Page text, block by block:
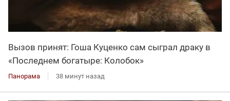
Вызов принят: Гоша Куценко сам сыграл драку в
«Последнем богатыре: Колобок»
Панорама 38 минут назад